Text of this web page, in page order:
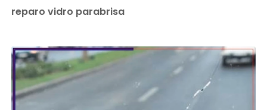
reparo vidro parabrisa